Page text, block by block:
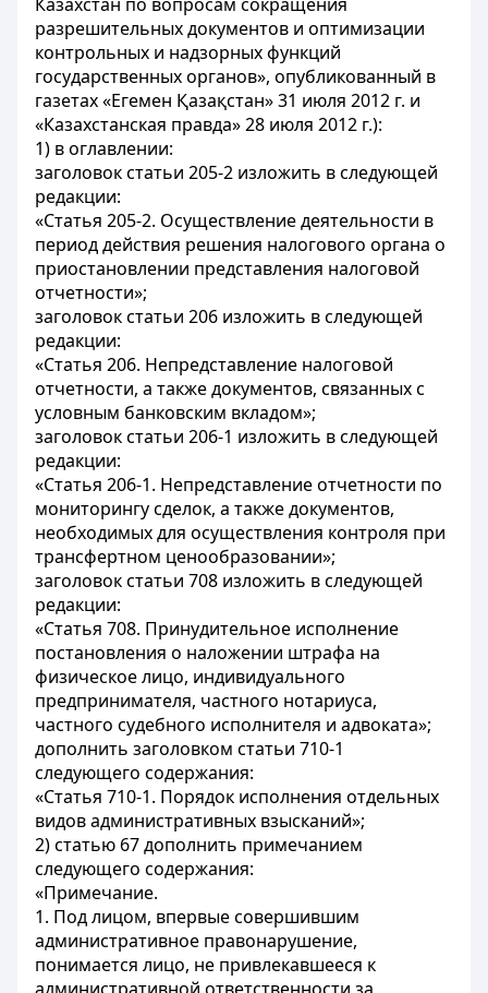
разрешительных документов и оптимизации
контрольных и надзорных функций
государственных органов», опубликованный в
газетах «Егемен Қазақстан» 31 июля 2012 г. и
«Казахстанская правда» 28 июля 2012 г.):
1) в оглавлении:
заголовок статьи 205-2 изложить в следующей
редакции:
«Статья 205-2. Осуществление деятельности в
период действия решения налогового органа о
приостановлении представления налоговой
отчетности»;
заголовок статьи 206 изложить в следующей
редакции:
«Статья 206. Непредставление налоговой
отчетности, а также документов, связанных с
условным банковским вкладом»;
заголовок статьи 206-1 изложить в следующей
редакции:
«Статья 206-1. Непредставление отчетности по
мониторингу сделок, а также документов,
необходимых для осуществления контроля при
трансфертном ценообразовании»;
заголовок статьи 708 изложить в следующей
редакции:
«Статья 708. Принудительное исполнение
постановления о наложении штрафа на
физическое лицо, индивидуального
предпринимателя, частного нотариуса,
частного судебного исполнителя и адвоката»;
дополнить заголовком статьи 710-1
следующего содержания:
«Статья 710-1. Порядок исполнения отдельных
видов административных взысканий»;
2) статью 67 дополнить примечанием
следующего содержания:
«Примечание.
1. Под лицом, впервые совершившим
административное правонарушение,
понимается лицо, не привлекавшееся к